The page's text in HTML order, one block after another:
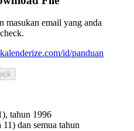
masukan email yang anda
id/panduan
tahun 1996
dan semua tahun